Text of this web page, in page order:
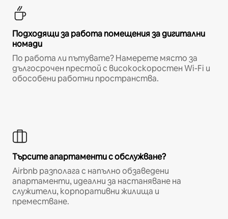
Подходящи за работа помещения за дигитални
номади
По работа ли пътувате? Намерете място за
дългосрочен престой с високоскоростен Wi-Fi и
обособени работни пространства.
Търсите апартаменти с обслужване?
Airbnb разполага с напълно обзаведени
апартаменти, идеални за настаняване на
служители, корпоративни жилища и
преместване.